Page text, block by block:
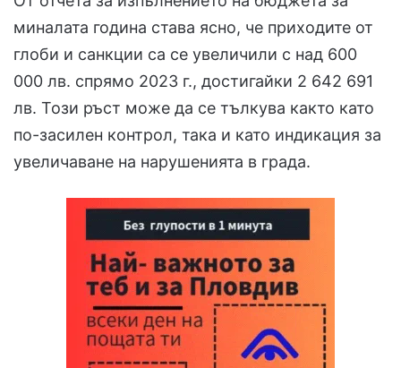
миналата година става ясно, че приходите от
глоби и санкции са се увеличили с над 600
000 лв. спрямо 2023 г., достигайки 2 642 691
лв. Този ръст може да се тълкува както като
по-засилен контрол, така и като индикация за
увеличаване на нарушенията в града.